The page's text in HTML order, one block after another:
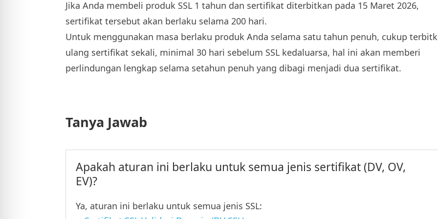
Jika Anda membeli produk SSL 1 tahun dan sertifikat diterbitkan pada 15 Maret 2026,
sertifikat tersebut akan berlaku selama 200 hari.
Untuk menggunakan masa berlaku produk Anda selama satu tahun penuh, cukup
ulang sertifikat sekali, minimal 30 hari sebelum SSL kedaluarsa, hal ini akan memberi
perlindungan lengkap selama setahun penuh yang dibagi menjadi dua sertifikat.
Tanya Jawab
Apakah aturan ini berlaku untuk semua jenis sertifikat (DV, OV,
EV)?
Ya, aturan ini berlaku untuk semua jenis SSL: